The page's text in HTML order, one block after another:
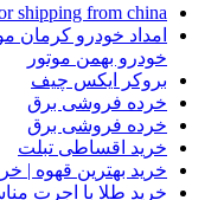
shipping from china
امداد خودرو کرمان
خودرو بهمن موتور
بروکر ایکس چیف
خرده فروشی برق
خرده فروشی برق
خرید اقساطی تبلت
خرید بهترین قهوه |
خرید طلا با اجرت